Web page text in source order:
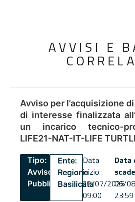
AVVISI E
Avviso per l’acquisizione
di interesse finalizzata
un incarico tecnico-
LIFE21-NAT-IT-LIFE
Tipo:
Avviso
Pubblico
Ente:
Regione
Basilicata
Data
inizio:
22/07/2026
09:00
Data
06/
23:59